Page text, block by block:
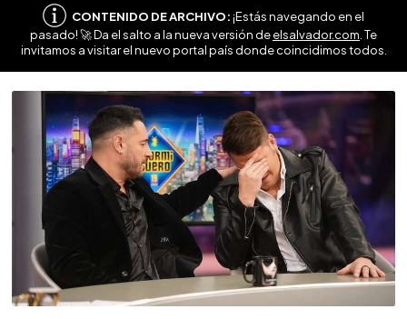
CONTENIDO DE ARCHIVO:¡Estás navegando en el
pasado! 🚀 Da el salto a la nueva versión deelsalvador.com . Te
invitamos a visitar el nuevo portal país donde coincidimos todos.